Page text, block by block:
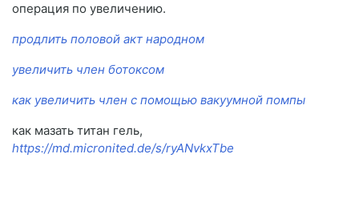
операция по увеличению.
продлить половой акт народном
увеличить член ботоксом
как увеличить член с помощью вакуумной помпы
как мазать титан гель,
https://md.micronited.de/s/ryANvkxTbe